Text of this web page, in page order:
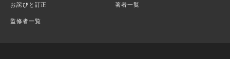
お詫びと訂正 著者一覧
監修者一覧